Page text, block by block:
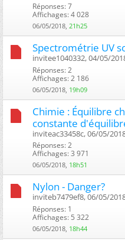
Réponses: 7
Affichages: 4 028
06/05/2018, 21h25
Spectrométrie UV
invitee1040332, 04/05/
Réponses: 2
Affichages: 2 186
06/05/2018, 19h09
Chimie : Équilibre
constante
inviteac33458c, 06/05/
Réponses: 2
Affichages: 3 971
06/05/2018, 18h51
Nylon - Danger?
inviteb7479ef8, 06/05/
Réponses: 1
Affichages: 5 322
06/05/2018, 18h44